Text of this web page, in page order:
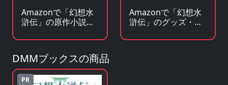
Amazonで「幻想水
滸伝」の原作小説・
Amazonで「幻想水
滸伝」のグッズ・フ
DMMブックスの商品
PR